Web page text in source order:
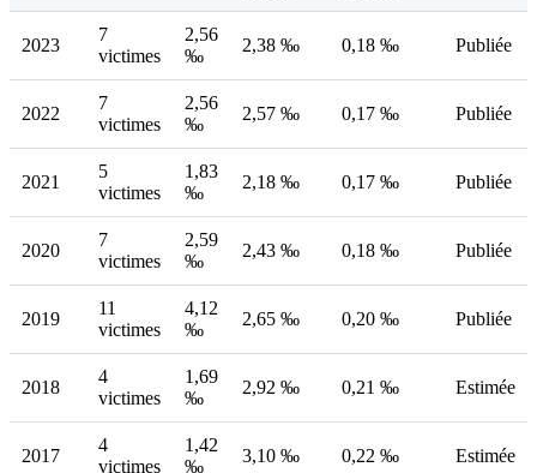
2023
7
victimes
2,56
‰
2,38 ‰ 0,18 ‰ Publiée
2022
7
victimes
2,56
‰
2,57 ‰ 0,17 ‰ Publiée
2021
5
victimes
1,83
‰
2,18 ‰ 0,17 ‰ Publiée
2020
7
victimes
2,59
‰
2,43 ‰ 0,18 ‰ Publiée
2019
11
victimes
4,12
‰
2,65 ‰ 0,20 ‰ Publiée
2018
4
victimes
1,69
‰
2,92 ‰ 0,21 ‰ Estimée
2017
4
victimes
1,42
‰
3,10 ‰ 0,22 ‰ Estimée